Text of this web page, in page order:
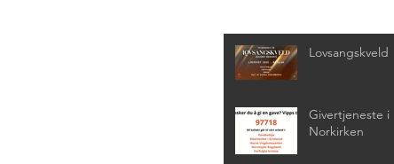
Lovsangskveld
Givertjeneste i
Norkirken